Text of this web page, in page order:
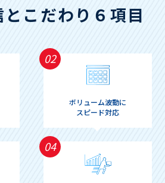
こだわり６項目
02
ボリューム波動に
スピード対応
04